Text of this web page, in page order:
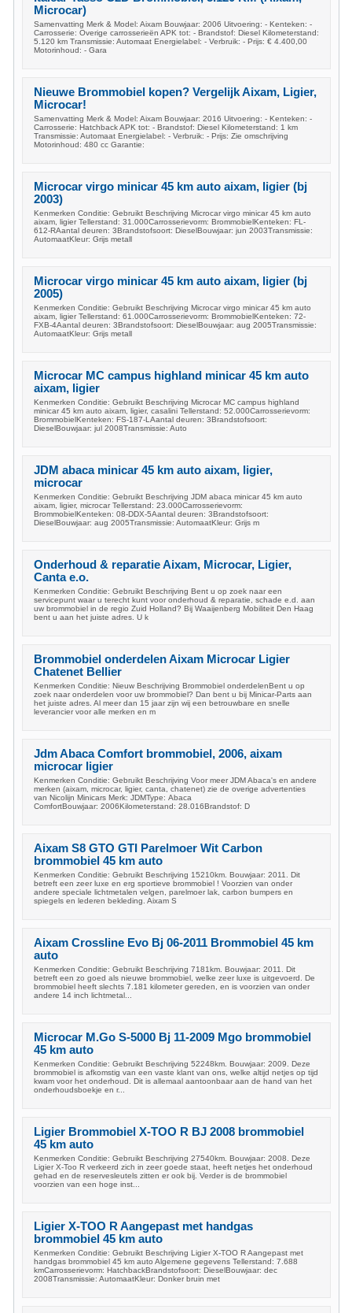
Microcar)
Samenvatting Merk & Model: Aixam Bouwjaar: 2006 Uitvoering: - Kenteken: -
Carrosserie: Overige carrosserieën APK tot: - Brandstof: Diesel Kilometerstand:
5.120 km Transmissie: Automaat Energielabel: - Verbruik: - Prijs: € 4.400,00
Motorinhoud: - Gara
Nieuwe Brommobiel kopen? Vergelijk Aixam, Ligier,
Microcar!
Samenvatting Merk & Model: Aixam Bouwjaar: 2016 Uitvoering: - Kenteken: -
Carrosserie: Hatchback APK tot: - Brandstof: Diesel Kilometerstand: 1 km
Transmissie: Automaat Energielabel: - Verbruik: - Prijs: Zie omschrijving
Motorinhoud: 480 cc Garantie:
Microcar virgo minicar 45 km auto aixam, ligier (bj
2003)
Kenmerken Conditie: Gebruikt Beschrijving Microcar virgo minicar 45 km auto
aixam, ligier Tellerstand: 31.000Carrosserievorm: BrommobielKenteken: FL-
612-RAantal deuren: 3Brandstofsoort: DieselBouwjaar: jun 2003Transmissie:
AutomaatKleur: Grijs metall
Microcar virgo minicar 45 km auto aixam, ligier (bj
2005)
Kenmerken Conditie: Gebruikt Beschrijving Microcar virgo minicar 45 km auto
aixam, ligier Tellerstand: 61.000Carrosserievorm: BrommobielKenteken: 72-
FXB-4Aantal deuren: 3Brandstofsoort: DieselBouwjaar: aug 2005Transmissie:
AutomaatKleur: Grijs metall
Microcar MC campus highland minicar 45 km auto
aixam, ligier
Kenmerken Conditie: Gebruikt Beschrijving Microcar MC campus highland
minicar 45 km auto aixam, ligier, casalini Tellerstand: 52.000Carrosserievorm:
BrommobielKenteken: FS-187-LAantal deuren: 3Brandstofsoort:
DieselBouwjaar: jul 2008Transmissie: Auto
JDM abaca minicar 45 km auto aixam, ligier,
microcar
Kenmerken Conditie: Gebruikt Beschrijving JDM abaca minicar 45 km auto
aixam, ligier, microcar Tellerstand: 23.000Carrosserievorm:
BrommobielKenteken: 08-DDX-5Aantal deuren: 3Brandstofsoort:
DieselBouwjaar: aug 2005Transmissie: AutomaatKleur: Grijs m
Onderhoud & reparatie Aixam, Microcar, Ligier,
Canta e.o.
Kenmerken Conditie: Gebruikt Beschrijving Bent u op zoek naar een
servicepunt waar u terecht kunt voor onderhoud & reparatie, schade e.d. aan
uw brommobiel in de regio Zuid Holland? Bij Waaijenberg Mobiliteit Den Haag
bent u aan het juiste adres. U k
Brommobiel onderdelen Aixam Microcar Ligier
Chatenet Bellier
Kenmerken Conditie: Nieuw Beschrijving Brommobiel onderdelenBent u op
zoek naar onderdelen voor uw brommobiel? Dan bent u bij Minicar-Parts aan
het juiste adres. Al meer dan 15 jaar zijn wij een betrouwbare en snelle
leverancier voor alle merken en m
Jdm Abaca Comfort brommobiel, 2006, aixam
microcar ligier
Kenmerken Conditie: Gebruikt Beschrijving Voor meer JDM Abaca's en andere
merken (aixam, microcar, ligier, canta, chatenet) zie de overige advertenties
van Nicolijn Minicars Merk: JDMType: Abaca
ComfortBouwjaar: 2006Kilometerstand: 28.016Brandstof: D
Aixam S8 GTO GTI Parelmoer Wit Carbon
brommobiel 45 km auto
Kenmerken Conditie: Gebruikt Beschrijving 15210km. Bouwjaar: 2011. Dit
betreft een zeer luxe en erg sportieve brommobiel ! Voorzien van onder
andere speciale lichtmetalen velgen, parelmoer lak, carbon bumpers en
spiegels en lederen bekleding. Aixam S
Aixam Crossline Evo Bj 06-2011 Brommobiel 45 km
auto
Kenmerken Conditie: Gebruikt Beschrijving 7181km. Bouwjaar: 2011. Dit
betreft een zo goed als nieuwe brommobiel, welke zeer luxe is uitgevoerd. De
brommobiel heeft slechts 7.181 kilometer gereden, en is voorzien van onder
andere 14 inch lichtmetal...
Microcar M.Go S-5000 Bj 11-2009 Mgo brommobiel
45 km auto
Kenmerken Conditie: Gebruikt Beschrijving 52248km. Bouwjaar: 2009. Deze
brommobiel is afkomstig van een vaste klant van ons, welke altijd netjes op tijd
kwam voor het onderhoud. Dit is allemaal aantoonbaar aan de hand van het
onderhoudsboekje en r...
Ligier Brommobiel X-TOO R BJ 2008 brommobiel
45 km auto
Kenmerken Conditie: Gebruikt Beschrijving 27540km. Bouwjaar: 2008. Deze
Ligier X-Too R verkeerd zich in zeer goede staat, heeft netjes het onderhoud
gehad en de reservesleutels zitten er ook bij. Verder is de brommobiel
voorzien van een hoge inst...
Ligier X-TOO R Aangepast met handgas
brommobiel 45 km auto
Kenmerken Conditie: Gebruikt Beschrijving Ligier X-TOO R Aangepast met
handgas brommobiel 45 km auto Algemene gegevens Tellerstand: 7.688
kmCarrosserievorm: HatchbackBrandstofsoort: DieselBouwjaar: dec
2008Transmissie: AutomaatKleur: Donker bruin met